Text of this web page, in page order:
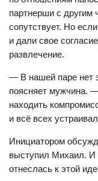
партнерши с другим
сопутствует. Но
и дали свое
развлечение.
— В нашей паре нет
поясняет мужчина.
находить
и всё всех
Инициатором
выступил Михаил. И
отнеслась к этой